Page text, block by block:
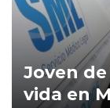
Joven
vida en